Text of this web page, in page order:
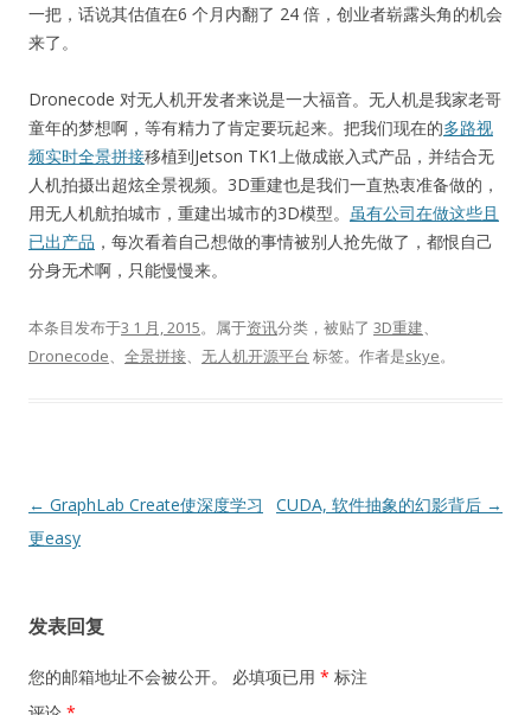
一把，话说其估值在6 个月内翻了 24 倍，创业者崭露头角的机会
来了。
Dronecode 对无人机开发者来说是一大福音。无人机是我家老哥
童年的梦想啊，等有精力了肯定要玩起来。把我们现在的多路视
频实时全景拼接移植到Jetson TK1上做成嵌入式产品，并结合无
人机拍摄出超炫全景视频。3D重建也是我们一直热衷准备做的，
用无人机航拍城市，重建出城市的3D模型。 虽有公司在做这些且
已出产品 ，每次看着自己想做的事情被别人抢先做了，都恨自己
分身无术啊，只能慢慢来。
本条目发布于3 1 月, 2015。属于资讯分类，被贴了 3D重建
Dronecode
全景拼接 无人机开源平台 标签。 作者是skye。
文
章
← GraphLab Create使深度学习
更easy
CUDA, 软件抽象的幻影背后 →
发表回复
您的邮箱地址不会被公开。 必填项已用 * 标注